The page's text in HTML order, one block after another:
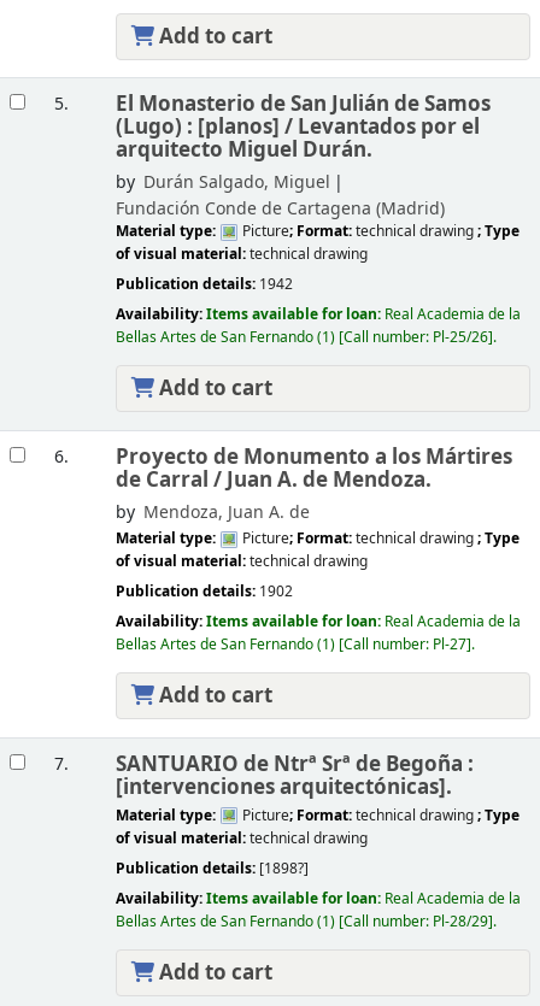
Add to cart
5. El Monasterio de San Julián de Samos
(Lugo) : [planos] / Levantados por el
arquitecto Miguel Durán.
by Durán Salgado, Miguel
Fundación Conde de Cartagena (Madrid)
Material type: Picture; Format:technical drawing; Type
of visual material:technical drawing
Publication details: 1942
Availability:Items available for loan: Real Academia de la
Bellas Artes de San Fernando(1) Call number: Pl-25/26 .
Add to cart
6. Proyecto de Monumento a los Mártires
de Carral /Juan A. de Mendoza.
by Mendoza, Juan A. de
Material type: Picture; Format:technical drawing; Type
of visual material:technical drawing
Publication details: 1902
Availability:Items available for loan: Real Academia de la
Bellas Artes de San Fernando(1) Call number: Pl-27 .
Add to cart
7. SANTUARIO de Ntrª Srª de Begoña :
[intervenciones arquitectónicas].
Material type: Picture; Format:technical drawing; Type
of visual material:technical drawing
Publication details: [1898?]
Availability:Items available for loan: Real Academia de la
Bellas Artes de San Fernando(1) Call number: Pl-28/29 .
Add to cart